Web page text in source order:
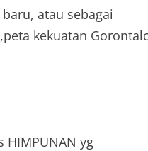
atau sebagai
kekuatan
yg